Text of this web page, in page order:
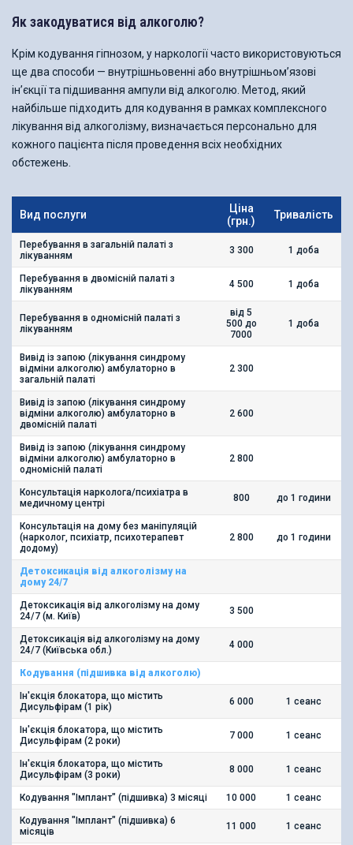
Як закодуватися від алкоголю?
Крім кодування гіпнозом, у наркології часто використовуються
ще два способи — внутрішньовенні або внутрішньом’язові
ін’єкції та підшивання ампули від алкоголю. Метод, який
найбільше підходить для кодування в рамках комплексного
лікування від алкоголізму, визначається персонально для
кожного пацієнта після проведення всіх необхідних
обстежень.
Вид послуги
Ціна
(грн.)
Тривалість
Перебування в загальній палаті з
лікуванням
3 300 1 доба
Перебування в двомісній палаті з
лікуванням
4 500 1 доба
Перебування в одномісній палаті з
лікуванням
від 5
500 до
7000
1 доба
Вивід із запою (лікування синдрому
відміни алкоголю) амбулаторно в
загальній палаті
2 300
Вивід із запою (лікування синдрому
відміни алкоголю) амбулаторно в
двомісній палаті
2 600
Вивід із запою (лікування синдрому
відміни алкоголю) амбулаторно в
одномісній палаті
2 800
Консультація нарколога/психіатра в
медичному центрі
800 до 1 години
Консультація на дому без маніпуляцій
(нарколог, психіатр, психотерапевт
додому)
2 800 до 1 години
Детоксикація від алкоголізму на
дому 24/7
Детоксикація від алкоголізму на дому
24/7 (м. Київ)
3 500
Детоксикація від алкоголізму на дому
24/7 (Київська обл.)
4 000
Кодування (підшивка від алкоголю)
Ін'єкція блокатора, що містить
Дисульфірам (1 рік)
6 000 1 сеанс
Ін'єкція блокатора, що містить
Дисульфірам (2 роки)
7 000 1 сеанс
Ін'єкція блокатора, що містить
Дисульфірам (3 роки)
8 000 1 сеанс
Кодування "Імплант" (підшивка) 3 місяці 10 000 1 сеанс
Кодування "Імплант" (підшивка) 6
місяців
11 000 1 сеанс
Вид послуги
Перебування в загальній палаті з
лікуванням
Перебування в двомісній палаті з
лікуванням
Перебування в одномісній палаті з
лікуванням
Вивід із запою (лікування синдрому
відміни алкоголю) амбулаторно в
загальній палаті
Вивід із запою (лікування синдрому
відміни алкоголю) амбулаторно в
двомісній палаті
Вивід із запою (лікування синдрому
відміни алкоголю) амбулаторно в
одномісній палаті
Консультація нарколога/психіатра в
медичному центрі
Консультація на дому без маніпуляцій
(нарколог, психіатр, психотерапевт
додому)
Детоксикація від алкоголізму на
дому 24/7
Детоксикація від алкоголізму на дому
24/7 (м. Київ)
Детоксикація від алкоголізму на дому
24/7 (Київська обл.)
Кодування (підшивка від алкоголю)
Ін'єкція блокатора, що містить
Дисульфірам (1 рік)
Ін'єкція блокатора, що містить
Дисульфірам (2 роки)
Ін'єкція блокатора, що містить
Дисульфірам (3 роки)
Кодування "Імплант" (підшивка) 3 місяці
Кодування "Імплант" (підшивка) 6
місяців